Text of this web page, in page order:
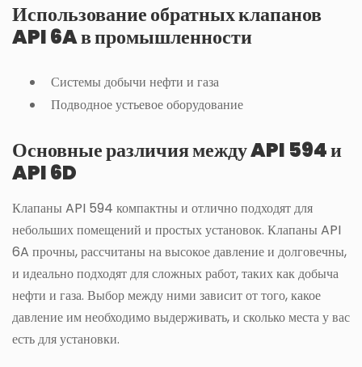
Использование обратных клапанов
API 6A в промышленности
Системы добычи нефти и газа
Подводное устьевое оборудование
Основные различия между API 594 и
API 6D
Клапаны API 594 компактны и отлично подходят для
небольших помещений и простых установок. Клапаны API
6A прочны, рассчитаны на высокое давление и долговечны,
и идеально подходят для сложных работ, таких как добыча
нефти и газа. Выбор между ними зависит от того, какое
давление им необходимо выдерживать, и сколько места у вас
есть для установки.